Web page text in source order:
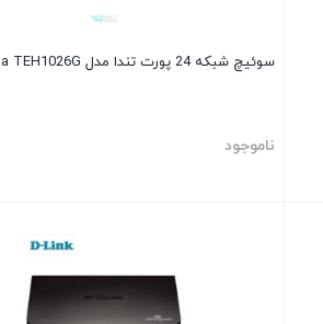
سوئیچ شبکه 24 پورت تندا مدل Tenda TEH1026G
ناموجود